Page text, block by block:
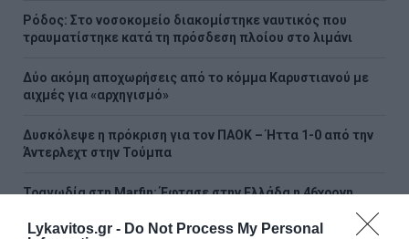
Lykavitos.gr - Do Not Process My Personal
Ρόδος: Στο νοσοκομείο διακομίστηκε ναυτικός που
τραυματίστηκε κατά τη πρόσδεση πλοίου στο λιμάνι
Δύο ακόμη αποχωρήσεις από το κόμμα Καρυστιανού με
αιχμές για «αρχηγισμό»
Δυσκόλεψε η πρόκριση για τον ΠΑΟΚ – Ήττα 1-0 από την
Άντερλεχτ στην Τούμπα
Τραγωδία στη Marfin: Έφτασε στην Ελλάδα η 46χρονη